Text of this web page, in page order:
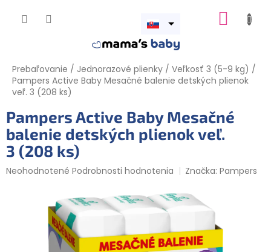
Otvoriť
Prebaľovanie / Jednorazové plienky / Veľkosť 3 (5-9 kg) /
Pampers Active Baby Mesačné balenie detských plienok
veľ. 3 (208 ks)
Pampers Active Baby Mesačné
balenie detských plienok veľ.
3 (208 ks)
Priemerné
Neohodnotené Podrobnosti hodnotenia Značka:Pampers